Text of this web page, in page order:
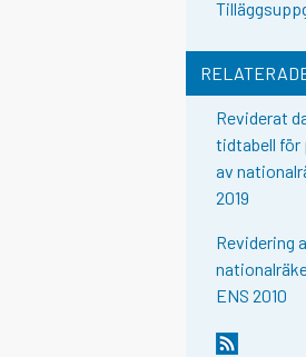
Reviderat
tidtabell för
av
2019
Revidering
ENS 2010